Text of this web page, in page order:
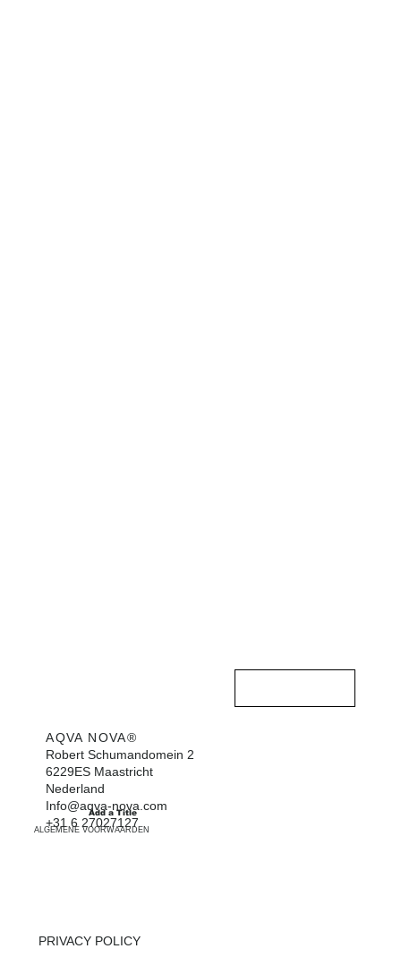
HOME
ZWEMBADEN
INFO
PRIVACY POLICY
ALGEMENE VOORWAARDEN
Add a Title
AQVA NOVA®
Robert Schumandomein 2
6229ES Maastricht
Nederland
Info@aqva-nova.com
+31 6 27027127